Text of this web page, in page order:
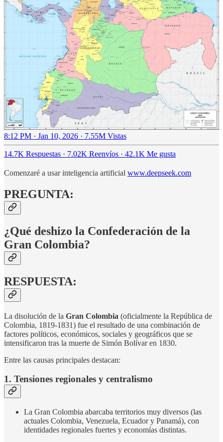
8:12 PM · Jan 10, 2026 · 7.55M Vistas
14.7K Respuestas · 7.02K Reenvíos · 42.1K Me gusta
Comenzaré a usar inteligencia artificial www.deepseek.com
PREGUNTA:
¿Qué deshizo la Confederación de la
Gran Colombia?
RESPUESTA:
La disolución de la Gran Colombia (oficialmente la República de
Colombia, 1819-1831) fue el resultado de una combinación de
factores políticos, económicos, sociales y geográficos que se
intensificaron tras la muerte de Simón Bolívar en 1830.
Entre las causas principales destacan:
1. Tensiones regionales y centralismo
La Gran Colombia abarcaba territorios muy diversos (las
actuales Colombia, Venezuela, Ecuador y Panamá), con
identidades regionales fuertes y economías distintas.